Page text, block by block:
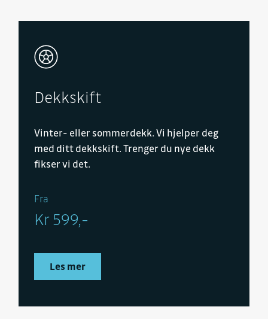
Dekkskift
Vinter- eller sommerdekk. Vi hjelper deg
med ditt dekkskift. Trenger du nye dekk
fikser vi det.
Fra
Kr 599,-
Les mer